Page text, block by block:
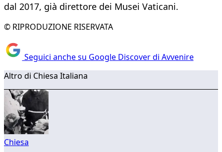
dal 2017, già direttore dei Musei Vaticani.
© RIPRODUZIONE RISERVATA
Seguici anche su Google Discover di Avvenire
Altro di Chiesa Italiana
Chiesa